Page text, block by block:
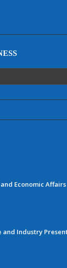
Economic
Industry